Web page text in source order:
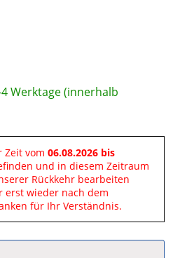
Werktage (innerhalb
Zeit vom 06.08.2026 bis
und in diesem Zeitraum
Rückkehr bearbeiten
erst wieder nach dem
für Ihr Verständnis.